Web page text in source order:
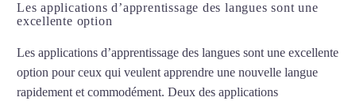
Les applications d’apprentissage des langues sont une
excellente option
Les applications d’apprentissage des langues sont une excellente
option pour ceux qui veulent apprendre une nouvelle langue
rapidement et commodément. Deux des applications